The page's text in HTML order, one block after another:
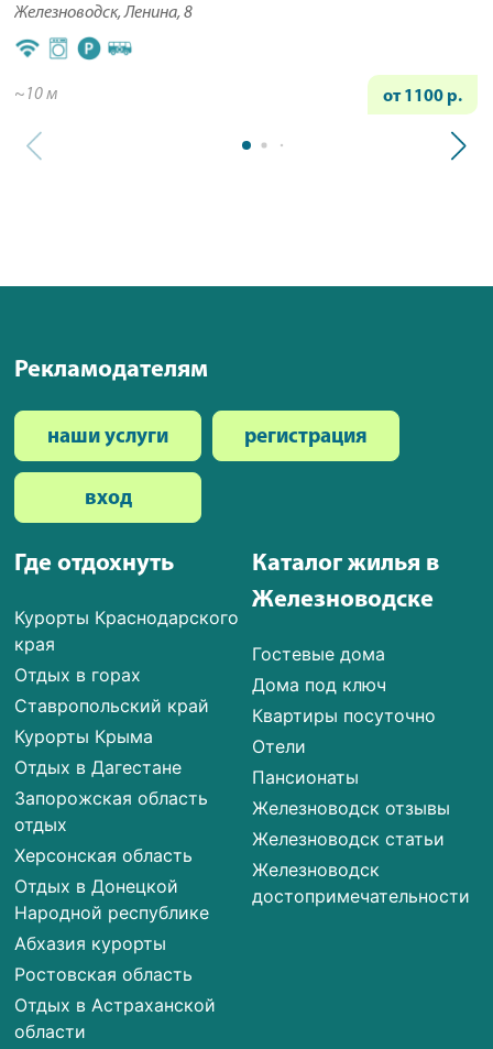
Железноводск, Ленина, 8
~10 м от 1100 р.
Где отдохнуть
Курорты Краснодарского
края
Отдых в горах
Ставропольский край
Курорты Крыма
Отдых в Дагестане
Запорожская область
отдых
Херсонская область
Отдых в Донецкой
Народной республике
Абхазия курорты
Ростовская область
Отдых в Астраханской
области
Каталог жилья в
Железноводске
Гостевые дома
Дома под ключ
Квартиры посуточно
Отели
Пансионаты
Железноводск отзывы
Железноводск статьи
Железноводск
достопримечательности
Рекламодателям
наши услуги регистрация
вход